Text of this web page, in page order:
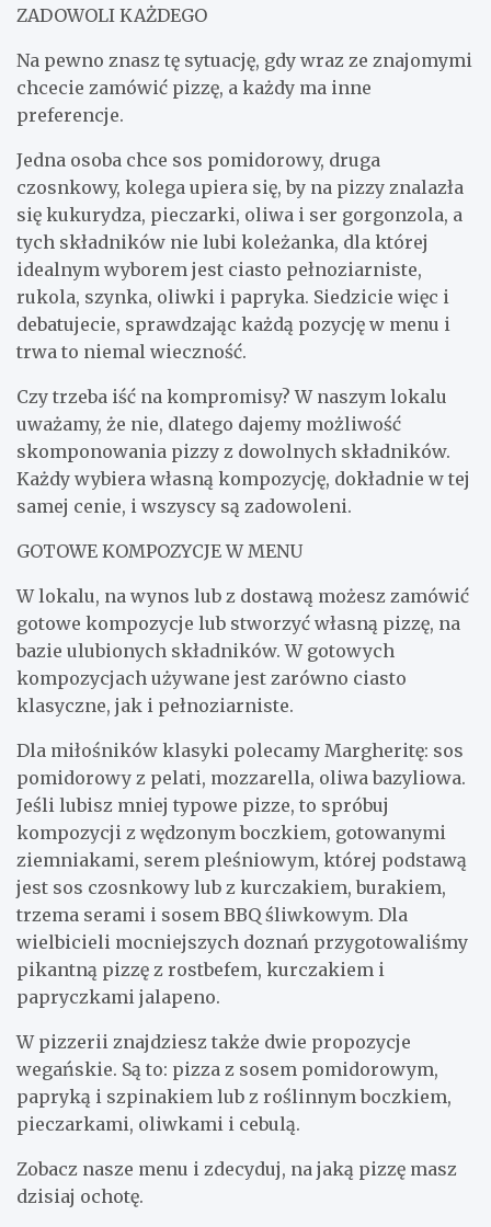
ZADOWOLI KAŻDEGO
Na pewno znasz tę sytuację, gdy wraz ze znajomymi
chcecie zamówić pizzę, a każdy ma inne
preferencje.
Jedna osoba chce sos pomidorowy, druga
czosnkowy, kolega upiera się, by na pizzy znalazła
się kukurydza, pieczarki, oliwa i ser gorgonzola, a
tych składników nie lubi koleżanka, dla której
idealnym wyborem jest ciasto pełnoziarniste,
rukola, szynka, oliwki i papryka. Siedzicie więc i
debatujecie, sprawdzając każdą pozycję w menu i
trwa to niemal wieczność.
Czy trzeba iść na kompromisy? W naszym lokalu
uważamy, że nie, dlatego dajemy możliwość
skomponowania pizzy z dowolnych składników.
Każdy wybiera własną kompozycję, dokładnie w tej
samej cenie, i wszyscy są zadowoleni.
GOTOWE KOMPOZYCJE W MENU
W lokalu, na wynos lub z dostawą możesz zamówić
gotowe kompozycje lub stworzyć własną pizzę, na
bazie ulubionych składników. W gotowych
kompozycjach używane jest zarówno ciasto
klasyczne, jak i pełnoziarniste.
Dla miłośników klasyki polecamy Margheritę: sos
pomidorowy z pelati, mozzarella, oliwa bazyliowa.
Jeśli lubisz mniej typowe pizze, to spróbuj
kompozycji z wędzonym boczkiem, gotowanymi
ziemniakami, serem pleśniowym, której podstawą
jest sos czosnkowy lub z kurczakiem, burakiem,
trzema serami i sosem BBQ śliwkowym. Dla
wielbicieli mocniejszych doznań przygotowaliśmy
pikantną pizzę z rostbefem, kurczakiem i
papryczkami jalapeno.
W pizzerii znajdziesz także dwie propozycje
wegańskie. Są to: pizza z sosem pomidorowym,
papryką i szpinakiem lub z roślinnym boczkiem,
pieczarkami, oliwkami i cebulą.
Zobacz nasze menu i zdecyduj, na jaką pizzę masz
dzisiaj ochotę.